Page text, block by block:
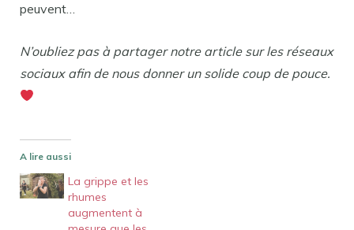
peuvent…
N’oubliez pas à partager notre article sur les réseaux
sociaux afin de nous donner un solide coup de pouce.
A lire aussi
La grippe et les
rhumes
augmentent à